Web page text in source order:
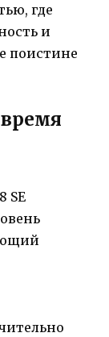
где
и
поистине
SE